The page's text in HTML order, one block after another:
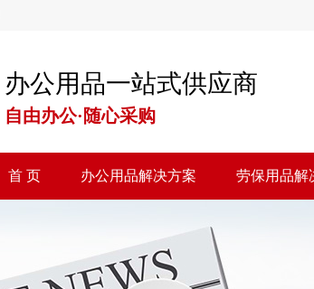
办公用品一站式供应商
自由办公·随心采购
首 页 办公用品解决方案 劳保用品解